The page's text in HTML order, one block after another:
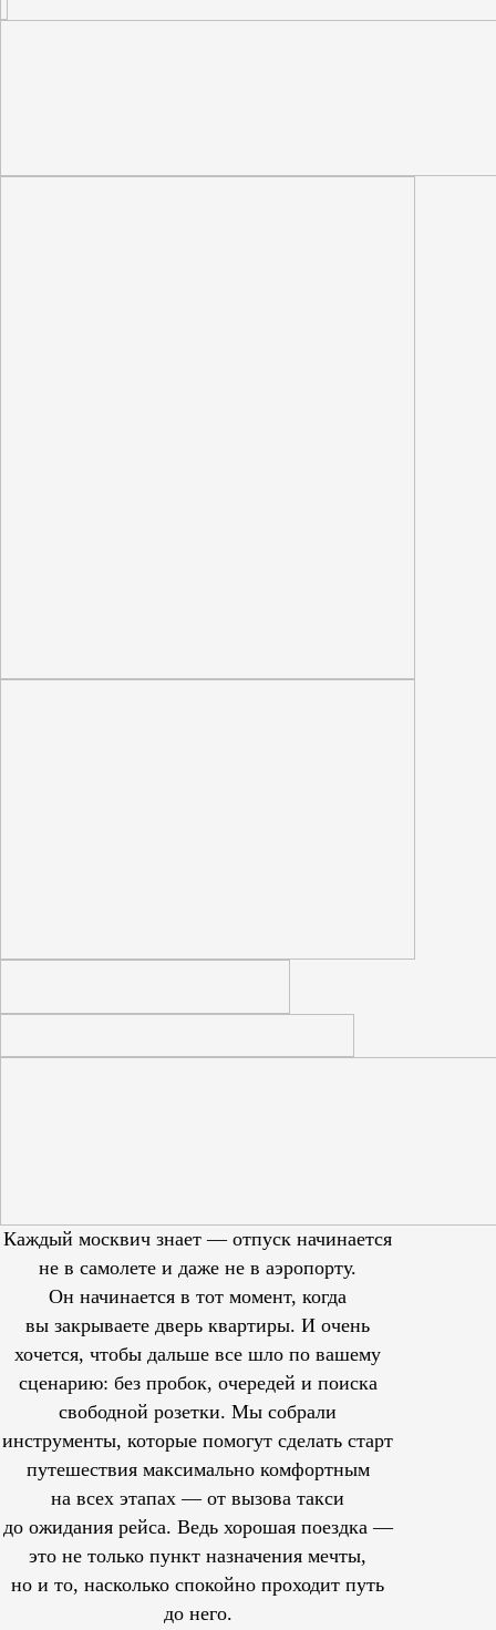
Каждый москвич знает — отпуск начинается
не в самолете и даже не в аэропорту.
Он начинается в тот момент, когда
вы закрываете дверь квартиры. И очень
хочется, чтобы дальше все шло по вашему
сценарию: без пробок, очередей и поиска
свободной розетки. Мы собрали
инструменты, которые помогут сделать старт
путешествия максимально комфортным
на всех этапах — от вызова такси
до ожидания рейса. Ведь хорошая поездка —
это не только пункт назначения мечты,
но и то, насколько спокойно проходит путь
до него.